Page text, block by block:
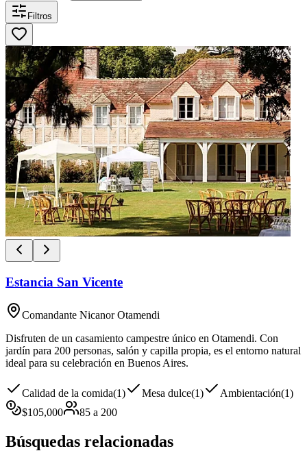
Filtros
Estancia San Vicente
Comandante Nicanor Otamendi
Disfruten de un casamiento campestre único en Otamendi. Con
jardín para 200 personas, salón y capilla propia, es el entorno natural
ideal para su celebración en Buenos Aires.
Calidad de la comida(1) Mesa dulce(1) Ambientación(1)
$105,000 85 a 200
Búsquedas relacionadas